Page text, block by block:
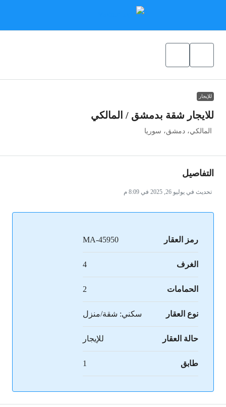
للإيجار
للايجار شقة بدمشق / المالكي
المالكي، دمشق، سوريا
التفاصيل
تحديث في يوليو 26, 2025 في 8:09 م
رمز العقار MA-45950
الغرف 4
الحمامات 2
نوع العقار سكني: شقة/منزل
حالة العقار للإيجار
طابق 1